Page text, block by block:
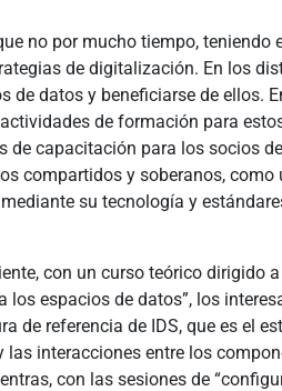
no por mucho tiempo, teniendo
de digitalización. En los
datos y beneficiarse de ellos.
de formación para
capacitación para los socios
compartidos y soberanos,
su tecnología y
con un curso teórico dirigido
espacios de datos”, los
referencia de IDS, que es el
interacciones entre los
con las sesiones de